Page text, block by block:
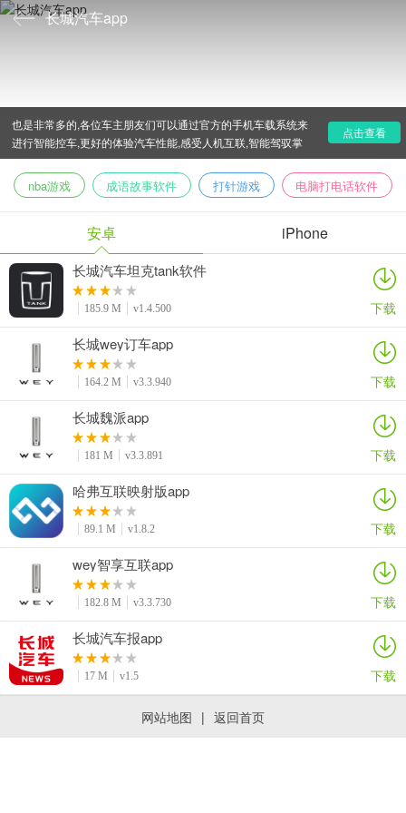
长城汽车app
像我们熟知的长城哈佛、欧拉、suv汽车wey等等,其手机应用
也是非常多的,各位车主朋友们可以通过官方的手机车载系统来
进行智能控车,更好的体验汽车性能,感受人机互联,智能驾驭掌
控的便捷感,欢迎来本专题免费下载使用!
点击查看
nba游戏 成语故事软件 打针游戏 电脑打电话软件
安卓 iPhone
长城汽车坦克tank软件
185.9 M v1.4.500 下载
长城wey订车app
164.2 M v3.3.940 下载
长城魏派app
181 M v3.3.891 下载
哈弗互联映射版app
89.1 M v1.8.2 下载
wey智享互联app
182.8 M v3.3.730 下载
长城汽车报app
17 M v1.5 下载
网站地图 | 返回首页